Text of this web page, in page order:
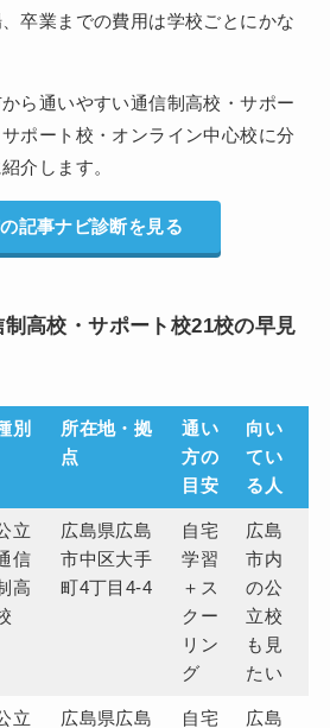
卒業までの費用は学校ごとにかな
ら通いやすい通信制高校・サポー
ポート校・オンライン中心校に分
介します。
記事ナビ診断を見る
高校・サポート校21校の早見
別
所在地・拠
点
通い
方の
目安
向い
てい
る人
立
信
高
広島県広島
市中区大手
町4丁目4-4
自宅
学習
＋ス
クー
リン
グ
広島
市内
の公
立校
も見
たい
立 広島県広島 自宅 広島